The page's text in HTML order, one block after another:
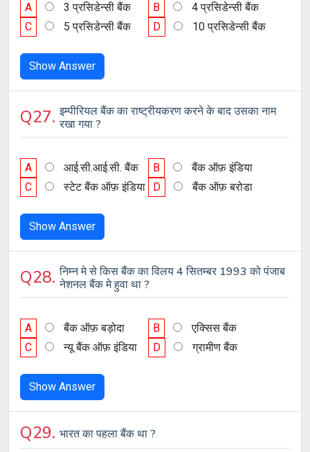
A 3 प्रसिडेन्सी बैंक B
4 प्रसिडेन्सी बैंक
C
5 प्रसिडेन्सी बैंक D 10 प्रसिडेन्सी बैंक
Show Answer
Q27.इम्पीरियल बैंक का राष्ट्रीयकरण करने के बाद उसका नाम
रखा गया ?
A आई.सी.आई.सी. बैंक B
बैंक ऑफ़ इंडिया
C
स्टेट बैंक ऑफ़ इंडिया D बैंक ऑफ़ बरोडा
Show Answer
Q28.निम्न मे से किस बैंक का विलय 4 सितम्बर 1993 को पंजाब
नेशनल बैंक मे हुवा था ?
A बैंक ऑफ़ बड़ोदा B
एक्सिस बैंक
C
न्यू बैंक ऑफ़ इंडिया D ग्रामीण बैंक
Show Answer
Q29. भारत का पहला बैंक था ?